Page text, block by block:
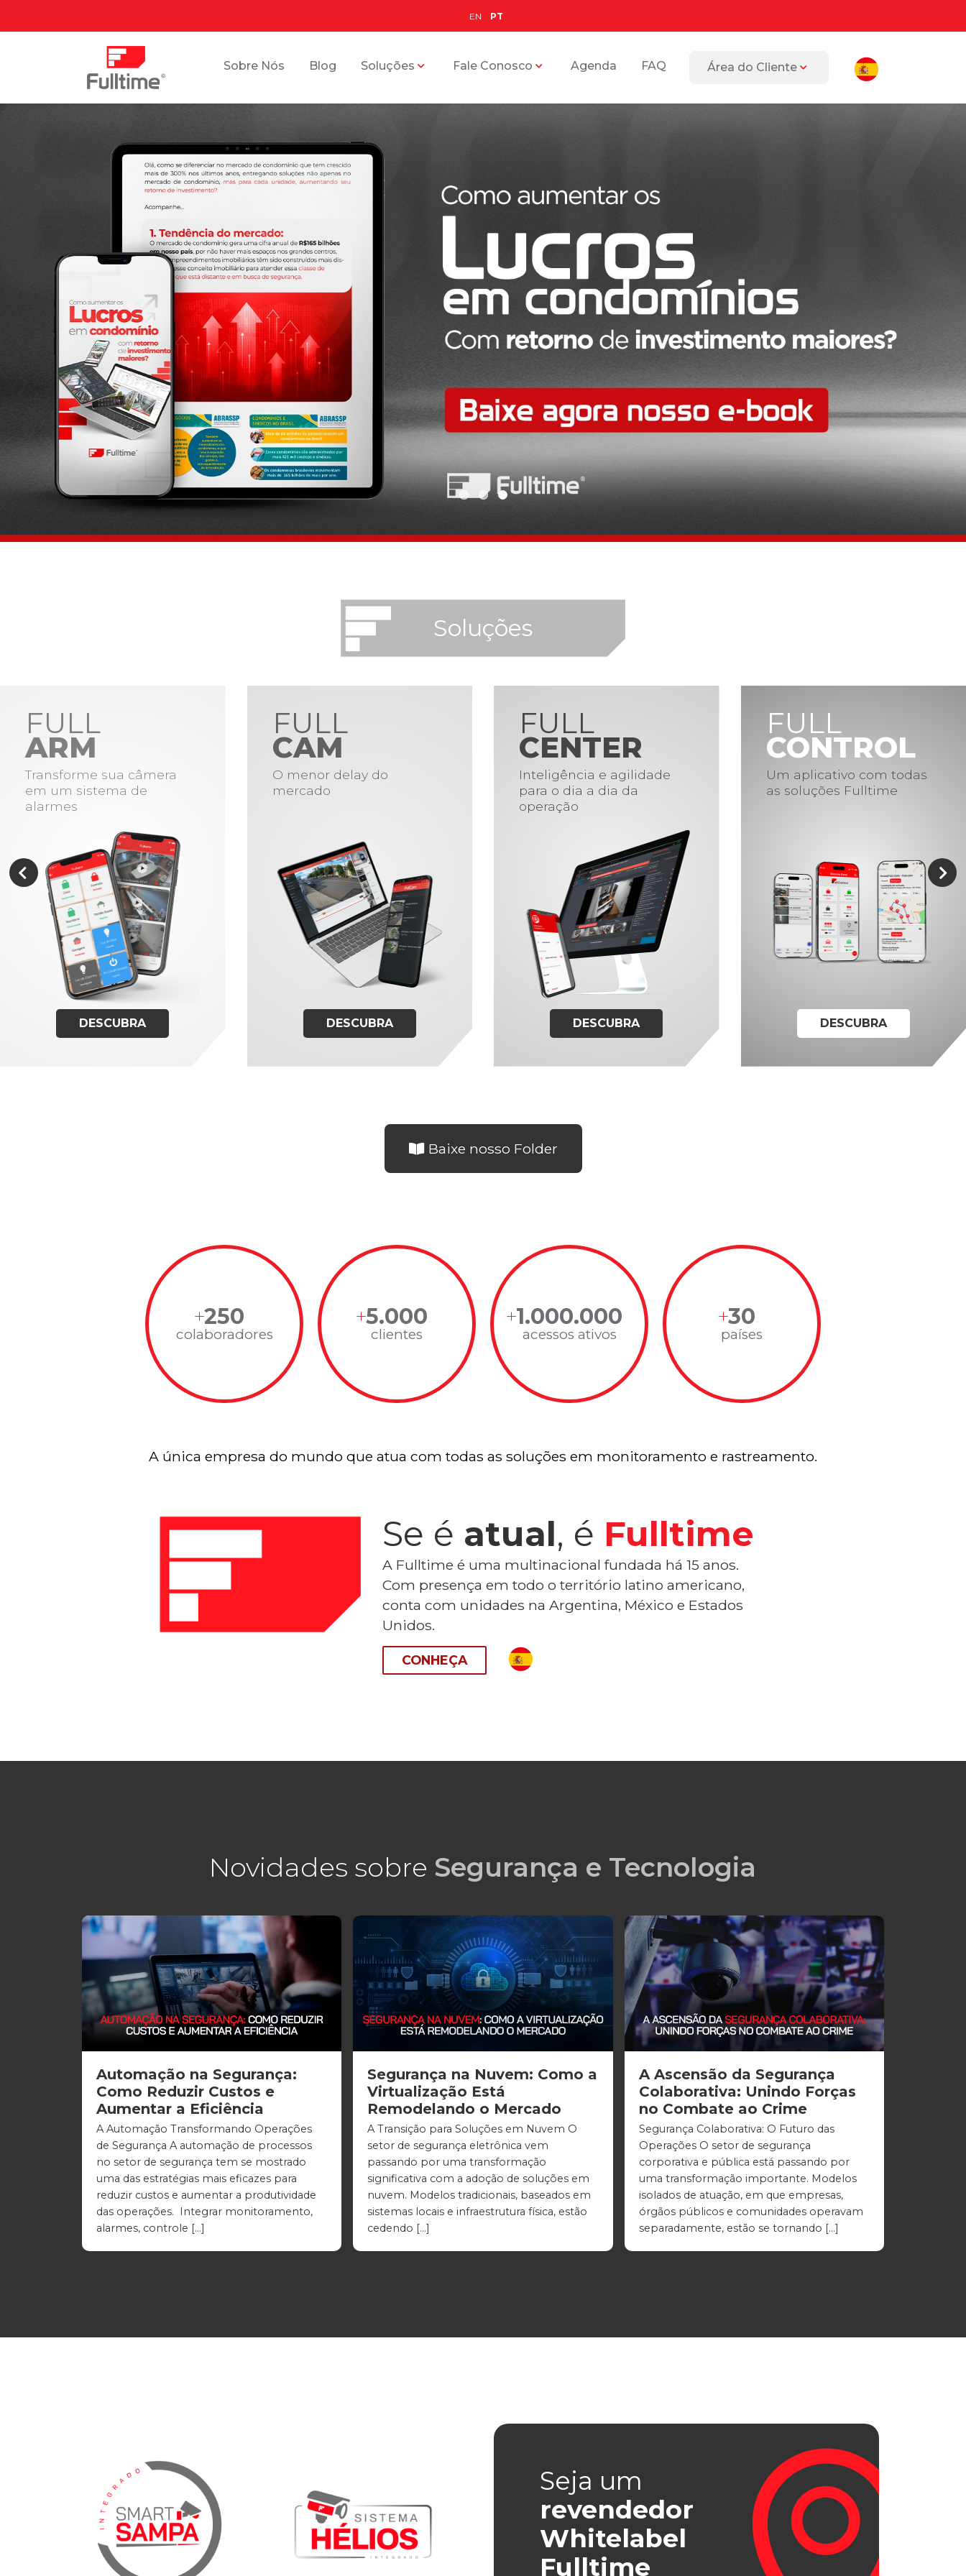
EN PT
Sobre Nós Blog Soluções Fale Conosco Agenda FAQ Área do Cliente
Soluções
FULL
ARM
Transforme sua câmera
em um sistema de
alarmes
DESCUBRA
FULL
CAM
O menor delay do
mercado
DESCUBRA
FULL
CENTER
Inteligência e agilidade
para o dia a dia da
operação
DESCUBRA
FULL
CONTROL
Um aplicativo com todas
as soluções Fulltime
DESCUBRA
Baixe nosso Folder
250
colaboradores
5.000
clientes
1.000.000
acessos ativos
30
países
A única empresa do mundo que atua com todas as soluções em monitoramento e rastreamento.
Se é atual, é Fulltime
A Fulltime é uma multinacional fundada há 15 anos.
Com presença em todo o território latino americano,
conta com unidades na Argentina, México e Estados
Unidos.
CONHEÇA
Novidades sobre Segurança e Tecnologia
Automação na Segurança:
Como Reduzir Custos e
Aumentar a Eficiência
A Automação Transformando Operações
de Segurança A automação de processos
no setor de segurança tem se mostrado
uma das estratégias mais eficazes para
reduzir custos e aumentar a produtividade
das operações. Integrar monitoramento,
alarmes, controle […]
Segurança na Nuvem: Como a
Virtualização Está
Remodelando o Mercado
A Transição para Soluções em Nuvem O
setor de segurança eletrônica vem
passando por uma transformação
significativa com a adoção de soluções em
nuvem. Modelos tradicionais, baseados em
sistemas locais e infraestrutura física, estão
cedendo […]
A Ascensão da Segurança
Colaborativa: Unindo Forças
no Combate ao Crime
Segurança Colaborativa: O Futuro das
Operações O setor de segurança
corporativa e pública está passando por
uma transformação importante. Modelos
isolados de atuação, em que empresas,
órgãos públicos e comunidades operavam
separadamente, estão se tornando […]
Seja um
revendedor
Whitelabel
Fulltime